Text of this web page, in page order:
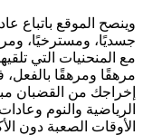
وينصح الموقع باتباع
جسديًا، ومسترخيًا،
مع المنحنيات التي
مرهقًا ومرهقًا بالفعل،
إخراجك من القضبان
الرياضية والنوم
الأوقات الصعبة دون